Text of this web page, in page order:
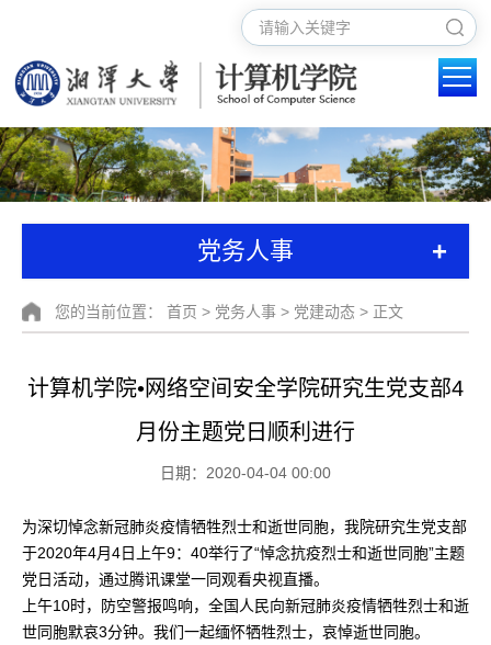
党务人事 +
您的当前位置： 首页 > 党务人事 > 党建动态 > 正文
计算机学院•网络空间安全学院研究生党支部4
月份主题党日顺利进行
日期：2020-04-04 00:00
为深切悼念新冠肺炎疫情牺牲烈士和逝世同胞，我院研究生党支部
于2020年4月4日上午9：40举行了“悼念抗疫烈士和逝世同胞”主题
党日活动，通过腾讯课堂一同观看央视直播。
上午10时，防空警报鸣响，全国人民向新冠肺炎疫情牺牲烈士和逝
世同胞默哀3分钟。我们一起缅怀牺牲烈士，哀悼逝世同胞。